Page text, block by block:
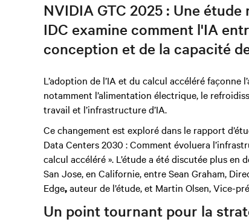
NVIDIA GTC 2025 : Une
IDC examine comment l'IA
conception et de la capacité
L’adoption de l’IA et du calcul accéléré
notamment l’alimentation électrique, le
travail et l’infrastructure d’IA.
Ce changement est exploré dans le rapport
Data Centers 2030 : Comment évoluera
calcul accéléré ». L’étude a été discutée plus en
San Jose, en Californie, entre Sean Graham,
Edge,auteur de l’étude, et Martin Olsen, Vice-
Un point tournant pour la